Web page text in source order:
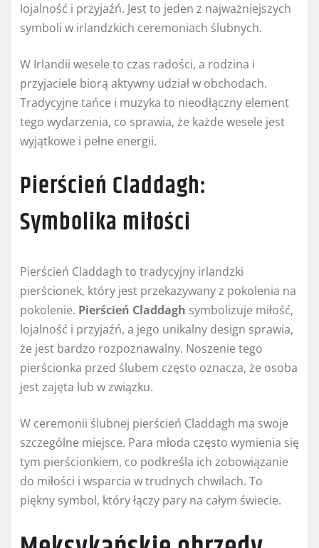
lojalność i przyjaźń. Jest to jeden z najważniejszych
symboli w irlandzkich ceremoniach ślubnych.
W Irlandii wesele to czas radości, a rodzina i
przyjaciele biorą aktywny udział w obchodach.
Tradycyjne tańce i muzyka to nieodłączny element
tego wydarzenia, co sprawia, że każde wesele jest
wyjątkowe i pełne energii.
Pierścień Claddagh:
Symbolika miłości
Pierścień Claddagh to tradycyjny irlandzki
pierścionek, który jest przekazywany z pokolenia na
pokolenie. Pierścień Claddagh symbolizuje miłość,
lojalność i przyjaźń, a jego unikalny design sprawia,
że jest bardzo rozpoznawalny. Noszenie tego
pierścionka przed ślubem często oznacza, że osoba
jest zajęta lub w związku.
W ceremonii ślubnej pierścień Claddagh ma swoje
szczególne miejsce. Para młoda często wymienia się
tym pierścionkiem, co podkreśla ich zobowiązanie
do miłości i wsparcia w trudnych chwilach. To
piękny symbol, który łączy pary na całym świecie.